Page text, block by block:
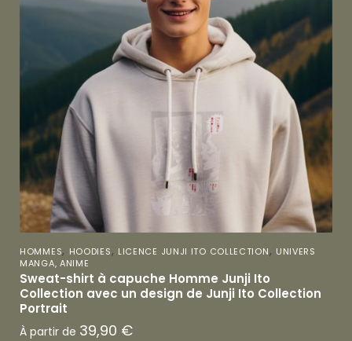
HOMMES, HOODIES, LICENCE JUNJI ITO COLLECTION, UNIVERS
MANGA, ANIME
Sweat-shirt à capuche Homme Junji Ito
Collection avec un design de Junji Ito Collection
Portrait
À partir de 39,90 €